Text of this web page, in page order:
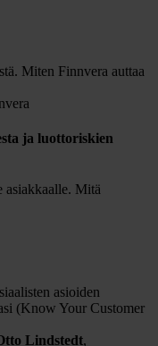
Miten Finnvera auttaa
ja luottoriskien
asiakkaalle. Mitä
asioiden
(Know Your Customer
Lindstedt,